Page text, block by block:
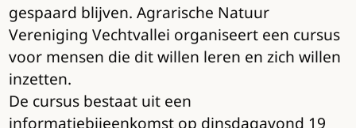
gespaard blijven. Agrarische Natuur
Vereniging Vechtvallei organiseert een cursus
voor mensen die dit willen leren en zich willen
inzetten.
De cursus bestaat uit een
informatiebijeenkomst op dinsdagavond 19